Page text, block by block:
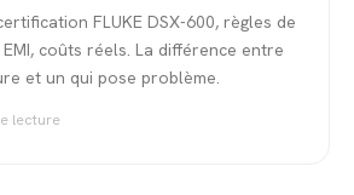
FLUKE DSX-600, règles de
coûts réels. La différence entre
et un qui pose problème.
lecture